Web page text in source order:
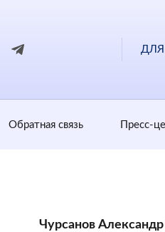
Обратная cвязь Пресс-
Чурсанов